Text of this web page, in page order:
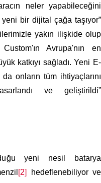
neler yapabileceğini
bir dijital çağa taşıyor”
yakın ilişkide olup
Avrupa'nın en
katkıyı sağladı. Yeni E-
onların tüm ihtiyaçlarını
ve geliştirildi”
yeni nesil batarya
[2]
hedeflenebiliyor ve